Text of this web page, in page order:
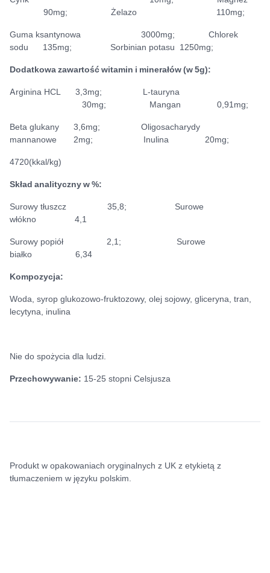
90mg; Żelazo 110mg;
Guma ksantynowa 3000mg; Chlorek
sodu 135mg; Sorbinian potasu 1250mg;
Dodatkowa zawartość witamin i minerałów (w 5g):
Arginina HCL 3,3mg; L-tauryna
30mg; Mangan 0,91mg;
Beta glukany 3,6mg; Oligosacharydy
mannanowe 2mg; Inulina 20mg;
4720(kkal/kg)
Skład analityczny w %:
Surowy tłuszcz 35,8; Surowe
włókno 4,1
Surowy popiół 2,1; Surowe
białko 6,34
Kompozycja:
Woda, syrop glukozowo-fruktozowy, olej sojowy, gliceryna, tran,
lecytyna, inulina
Nie do spożycia dla ludzi.
Przechowywanie: 15-25 stopni Celsjusza
Produkt w opakowaniach oryginalnych z UK z etykietą z
tłumaczeniem w języku polskim.